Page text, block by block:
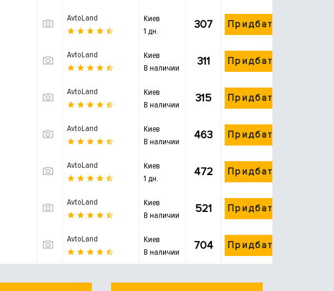
AvtoLand
Киев
1 дн.
307 Придбати
AvtoLand
Киев
В наличии
311 Придбати
AvtoLand
Киев
В наличии
315 Придбати
AvtoLand
Киев
В наличии
463 Придбати
AvtoLand
Киев
1 дн.
472 Придбати
AvtoLand
Киев
В наличии
521 Придбати
AvtoLand
Киев
В наличии
704 Придбати